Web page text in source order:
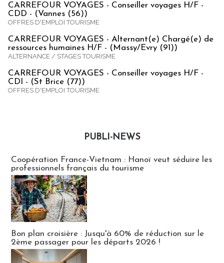
CARREFOUR VOYAGES - Conseiller voyages H/F -
CDD - (Vannes (56))
OFFRES D'EMPLOI TOURISME
CARREFOUR VOYAGES - Alternant(e) Chargé(e) de
ressources humaines H/F - (Massy/Evry (91))
ALTERNANCE / STAGES TOURISME
CARREFOUR VOYAGES - Conseiller voyages H/F -
CDI - (St Brice (77))
OFFRES D'EMPLOI TOURISME
PUBLI-NEWS
Coopération France-Vietnam : Hanoï veut séduire les
professionnels français du tourisme
Bon plan croisière : Jusqu'à 60% de réduction sur le
2ème passager pour les départs 2026 !